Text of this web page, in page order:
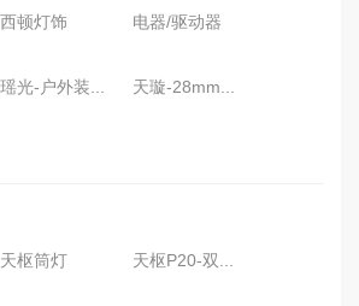
西顿灯饰 电器/驱动器
瑶光-户外装饰灯 天璇-28mm磁吸灯
天枢筒灯 天枢P20-双色温款